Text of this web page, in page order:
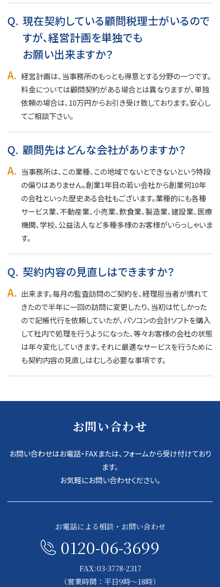
Q. 現在契約している顧問税理士がいるので
すが、経営計画を単独でも
お願い出来ますか？
A. 経営計画は、当事務所のもっとも得意とする分野の一つです。
料金については顧問契約がある場合とは異なりますが、単独
依頼の場合は、10万円からお引き受け致しております。安心し
てご相談下さい。
Q. 顧問先はどんな会社がありますか？
A. 当事務所は、この業種、この地域でないとできないという特段
の偏りはありません。創業1年目の若い会社から創業何10年
の会社といった歴史ある会社もございます。業種的にも各種
サービス業、不動産業、小売業、飲食業、製造業、建設業、医療
機関、学校、公益法人など多種多様のお客様がいらっしゃいま
す。
Q. 契約内容の見直しはできますか？
A. 出来ます。毎月の監査訪問のご契約を、経理担当者が慣れて
きたので半年に一回の訪問に変更したり、当初は忙しかった
ので記帳代行を依頼していたが、パソコンの会計ソフトを購入
して社内で処理を行うようになった、等々お客様の会社の状態
は年々変化していきます。それに最適なサービスを行うために
も契約内容の見直しはむしろ必要な事項です。
お問い合わせ
お問い合わせはお電話・FAXまたは、フォームから受け付けており
ます。
お気軽にお問い合わせください。
お電話による相談・お問い合わせ
0120-06-3699
FAX:03-3778-2317
（営業時間：平日9時～18時）